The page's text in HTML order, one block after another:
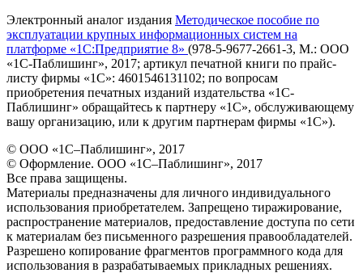
Электронный аналог издания Методическое пособие по
эксплуатации крупных информационных систем на
платформе «1С:Предприятие 8» (978-5-9677-2661-3, М.: ООО
«1С-Паблишинг», 2017; артикул печатной книги по прайс-
листу фирмы «1С»: 4601546131102; по вопросам
приобретения печатных изданий издательства «1С-
Паблишинг» обращайтесь к партнеру «1С», обслуживающему
вашу организацию, или к другим партнерам фирмы «1С»).
© ООО «1С–Паблишинг», 2017
© Оформление. ООО «1С–Паблишинг», 2017
Все права защищены.
Материалы предназначены для личного индивидуального
использования приобретателем. Запрещено тиражирование,
распространение материалов, предоставление доступа по сети
к материалам без письменного разрешения правообладателей.
Разрешено копирование фрагментов программного кода для
использования в разрабатываемых прикладных решениях.